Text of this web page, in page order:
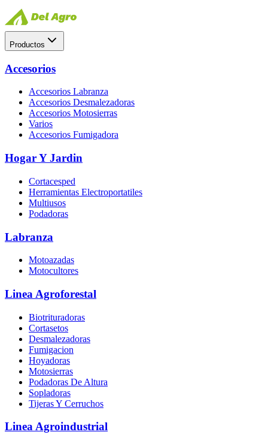
Productos
Accesorios
Accesorios Labranza
Accesorios Desmalezadoras
Accesorios Motosierras
Varios
Accesorios Fumigadora
Hogar Y Jardin
Cortacesped
Herramientas Electroportatiles
Multiusos
Podadoras
Labranza
Motoazadas
Motocultores
Linea Agroforestal
Biotrituradoras
Cortasetos
Desmalezadoras
Fumigacion
Hoyadoras
Motosierras
Podadoras De Altura
Sopladoras
Tijeras Y Cerruchos
Linea Agroindustrial